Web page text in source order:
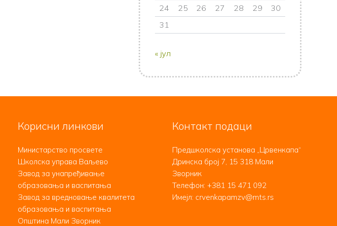
24
25 26 27 28 29
30
31
« јул
Корисни линкови
Министарство просвете
Школска управа Ваљево
Завод за унапређивање
образовања и васпитања
Завод за вредновање квалитета
образовања и васпитања
Општина Мали Зворник
Контакт подаци
Предшколска установа „Црвенкапа“
Дринска број 7, 15 318 Мали
Зворник
Телефон: +381 15 471 092
Имејл: crvenkapamzv@mts.rs